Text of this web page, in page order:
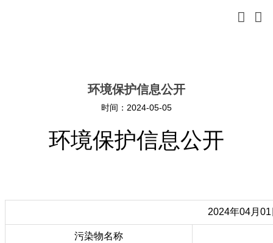
 
环境保护信息公开
时间：2024-05-05
环境保护信息公开
2024年04月
污染物名称
信息公开
 领导关怀